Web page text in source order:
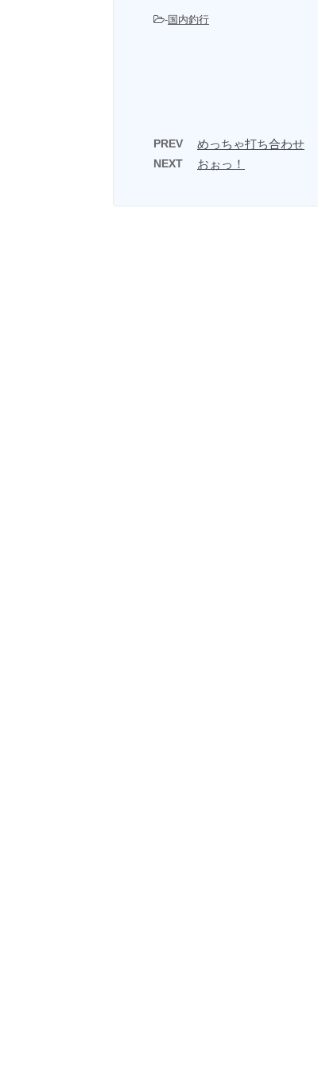
-国内釣行
PREV めっちゃ打ち合わせ
NEXT おぉっ！